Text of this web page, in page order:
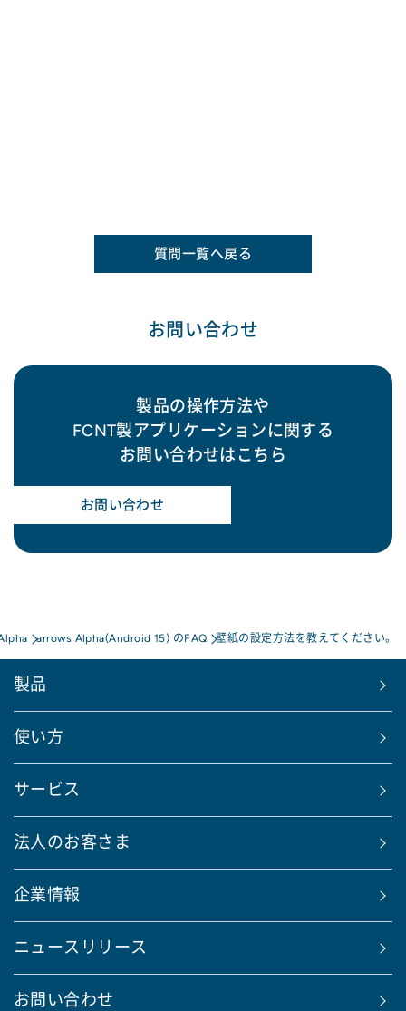
質問一覧へ戻る
お問い合わせ
製品の操作方法や
FCNT製アプリケーションに関する
お問い合わせはこちら
お問い合わせ
arrows Alpha(Android 15) のFAQ 壁紙の設定方法を教えてください。
製品
使い方
サービス
法人のお客さま
企業情報
ニュースリリース
お問い合わせ